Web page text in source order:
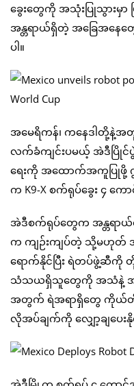
ခွေးတွေကို အသုံးပြုသွားမှ
အန္တရာယ်ရှိတဲ့ အခြေအနေ
ပါ။
အမေရိကန်၊ ကနေဒါတို့နဲ့
လက်ခံကျင်းပမယ့် အဲဒီပြိုင်
ရေးကို အထောက်အကူပြုဖို့ ဂွ
က K9-X စက်ရုပ်ခွေး ၄ ကေ
အဲဒီစက်ရုပ်တွေက အန္တရာယ်
က ကျဉ်းကျပ်တဲ့ သို့မဟုတ်
ရောက်နိုင်ပြီး ရဲတပ်ဖွဲ့ဆီကို
သံသယရှိသူတွေကို အသံနဲ့ အမိ
အတွက် ရဲအရာရှိတွေ ကိုယ်တို
လိုအပ်ချက်ကို လျှော့ချပေး